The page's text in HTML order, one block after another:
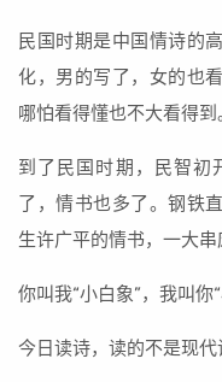
民国时期是中国情诗的
化，男的写了，女的也
哪怕看得懂也不大看得到
到了民国时期，民智初
了，情书也多了。钢铁
生许广平的情书，一大串
你叫我“小白象”，我叫你
今日读诗，读的不是现代